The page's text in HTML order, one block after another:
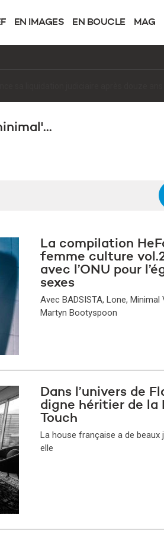
EN IMAGES EN BOUCLE MAG
La compilation
femme culture
avec l’ONU pour
sexes
Avec BADSISTA, Lone, Minimal
Martyn Bootyspoon
Dans l’univers de
digne héritier de la
Touch
La house française a de beaux
elle